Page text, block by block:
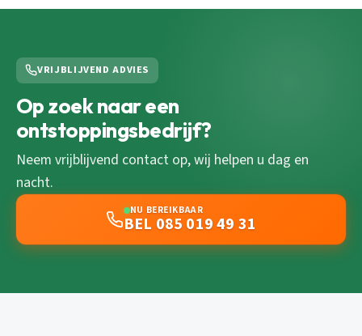
VRIJBLIJVEND ADVIES
Op zoek naar een
ontstoppingsbedrijf?
Neem vrijblijvend contact op, wij helpen u dag en
nacht.
NU BEREIKBAAR
BEL 085 019 49 31